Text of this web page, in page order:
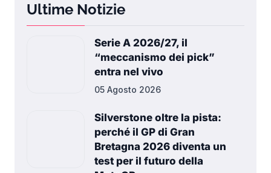
Ultime Notizie
Serie A 2026/27, il
“meccanismo dei pick”
entra nel vivo
05 Agosto 2026
Silverstone oltre la pista:
perché il GP di Gran
Bretagna 2026 diventa un
test per il futuro della